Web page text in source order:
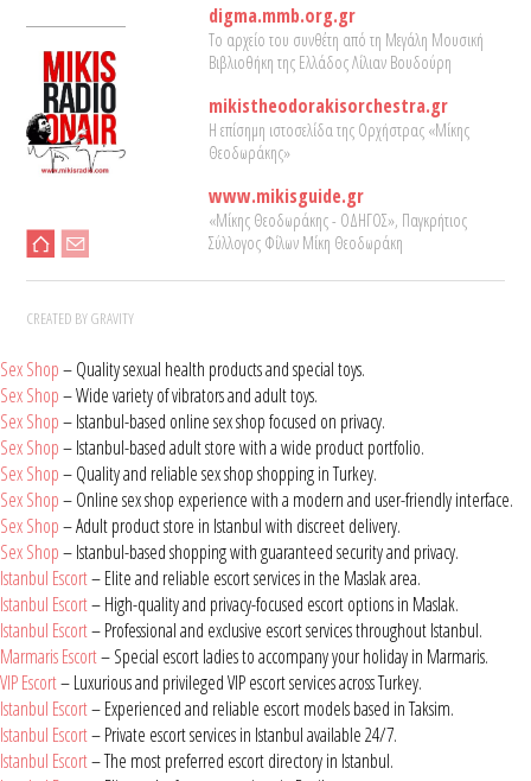
digma.mmb.org.gr
Το αρχείο του συνθέτη από τη Μεγάλη Μουσική
Βιβλιοθήκη της Ελλάδος Λίλιαν Βουδούρη
mikistheodorakisorchestra.gr
Η επίσημη ιστοσελίδα της Ορχήστρας «Μίκης
Θεοδωράκης»
www.mikisguide.gr
«Μίκης Θεοδωράκης - ΟΔΗΓΟΣ», Παγκρήτιος
Σύλλογος Φίλων Μίκη Θεοδωράκη
CREATED BY GRAVITY
Sex Shop– Quality sexual health products and special toys.
Sex Shop– Wide variety of vibrators and adult toys.
Sex Shop– Istanbul-based online sex shop focused on privacy.
Sex Shop– Istanbul-based adult store with a wide product portfolio.
Sex Shop– Quality and reliable sex shop shopping in Turkey.
Sex Shop– Online sex shop experience with a modern and user-friendly interface.
Sex Shop– Adult product store in Istanbul with discreet delivery.
Sex Shop– Istanbul-based shopping with guaranteed security and privacy.
Istanbul Escort– Elite and reliable escort services in the Maslak area.
Istanbul Escort– High-quality and privacy-focused escort options in Maslak.
Istanbul Escort– Professional and exclusive escort services throughout Istanbul.
Marmaris Escort– Special escort ladies to accompany your holiday in Marmaris.
VIP Escort– Luxurious and privileged VIP escort services across Turkey.
Istanbul Escort– Experienced and reliable escort models based in Taksim.
Istanbul Escort– Private escort services in Istanbul available 24/7.
Istanbul Escort– The most preferred escort directory in Istanbul.